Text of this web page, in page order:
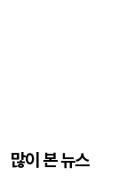
많이 본 뉴스